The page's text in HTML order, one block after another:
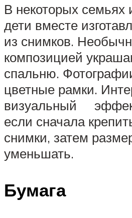
В некоторых семьях
дети вместе
из снимков.
композицией
спальню.
цветные рамки.
визуальный
если сначала
снимки, затем
уменьшать.
Бумага